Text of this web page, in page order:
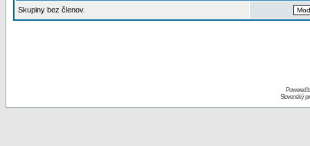
Skupiny bez členov.
Powered
Slovenský